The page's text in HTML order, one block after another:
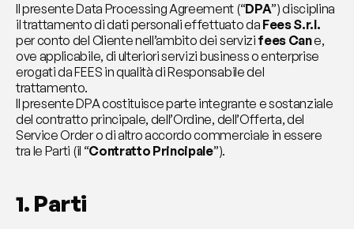
Il presente Data Processing Agreement (“DPA”) disciplina
il trattamento di dati personali effettuato da Fees S.r.l.
per conto del Cliente nell’ambito dei servizi fees Can e,
ove applicabile, di ulteriori servizi business o enterprise
erogati da FEES in qualità di Responsabile del
trattamento.
Il presente DPA costituisce parte integrante e sostanziale
del contratto principale, dell’Ordine, dell’Offerta, del
Service Order o di altro accordo commerciale in essere
tra le Parti (il “Contratto Principale”).
1. Parti